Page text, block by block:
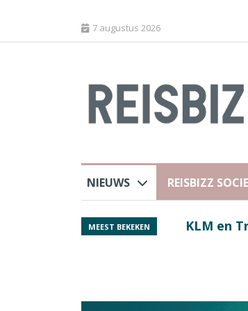
7 augustus 2026
NIEUWS REISBIZZ
MEEST BEKEKEN
luchthaven
Spaans